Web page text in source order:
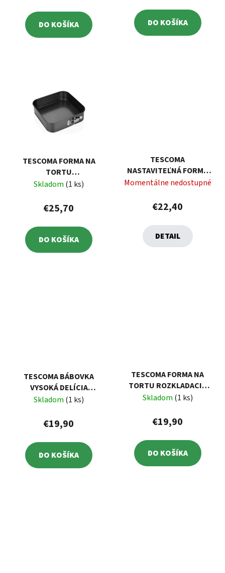
DO KOŠÍKA DO KOŠÍKA
TESCOMA FORMA NA
TORTU
ROZKL.ŠTVOR.DELÍCIA24X24CM
Skladom (1 ks)
€25,70
DO KOŠÍKA
TESCOMA
NASTAVITEĽNÁ FORMA
NA TORTU
Momentálne nedostupné
€22,40
DETAIL
TESCOMA BÁBOVKA
VYSOKÁ DELÍCIA
SILICONPRIME Ø 24 CM,
Skladom (1 ks)
€19,90
DO KOŠÍKA
TESCOMA FORMA NA
TORTU ROZKLADACIA
DELÍCIA Ø 20 CM, SO
Skladom (1 ks)
€19,90
DO KOŠÍKA